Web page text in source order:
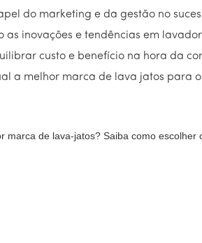
do marketing e da gestão no
as inovações e tendências em
custo e benefício na hora da
a melhor marca de lava jatos para o